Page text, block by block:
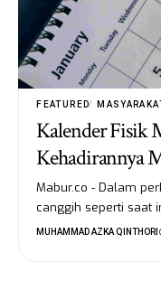
FEATURED
Kalender Fisik
Kehadirannya
Mabur.co - Dalam
canggih seperti saat
MUHAMMAD AZKA QINTHORI